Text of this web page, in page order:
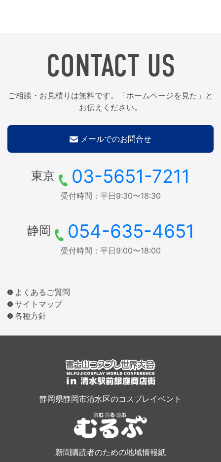
CONTACT US
ご相談・お見積りは無料です。「ホームページを見た」と
お伝えください。
メールでのお問合せ
東京 03-5651-7211
受付時間：平日9:30〜18:30
静岡 054-635-4651
受付時間：平日9:00〜18:00
よくあるご質問
サイトマップ
各種方針
静岡県静岡市清水区のコスプレイベント
新聞購読者のための地域情報紙